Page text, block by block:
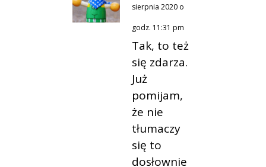
sierpnia 2020 o
godz. 11:31 pm
Tak, to też
się zdarza.
Już
pomijam,
że nie
tłumaczy
się to
dosłownie